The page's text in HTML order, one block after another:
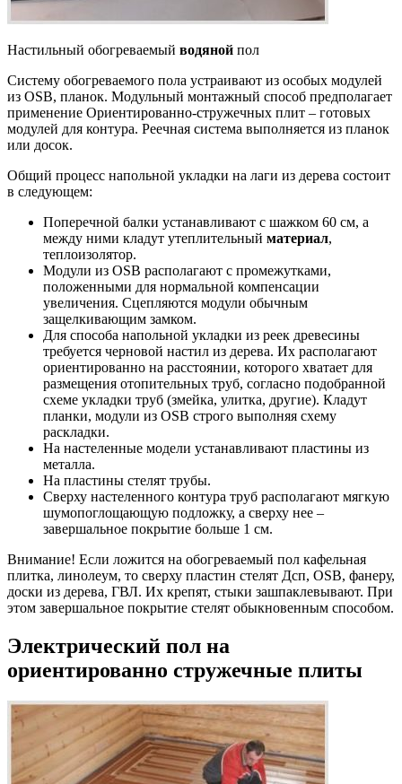
Настильный обогреваемый водяной пол
Систему обогреваемого пола устраивают из особых модулей
из OSB, планок. Модульный монтажный способ предполагает
применение Ориентированно-стружечных плит – готовых
модулей для контура. Реечная система выполняется из планок
или досок.
Общий процесс напольной укладки на лаги из дерева состоит
в следующем:
Поперечной балки устанавливают с шажком 60 см, а
между ними кладут утеплительный материал,
теплоизолятор.
Модули из OSB располагают с промежутками,
положенными для нормальной компенсации
увеличения. Сцепляются модули обычным
защелкивающим замком.
Для способа напольной укладки из реек древесины
требуется черновой настил из дерева. Их располагают
ориентированно на расстоянии, которого хватает для
размещения отопительных труб, согласно подобранной
схеме укладки труб (змейка, улитка, другие). Кладут
планки, модули из OSB строго выполняя схему
раскладки.
На настеленные модели устанавливают пластины из
металла.
На пластины стелят трубы.
Сверху настеленного контура труб располагают мягкую
шумопоглощающую подложку, а сверху нее –
завершальное покрытие больше 1 см.
Внимание! Если ложится на обогреваемый пол кафельная
плитка, линолеум, то сверху пластин стелят Дсп, OSB, фанеру,
доски из дерева, ГВЛ. Их крепят, стыки зашпаклевывают. При
этом завершальное покрытие стелят обыкновенным способом.
Электрический пол на
ориентированно стружечные плиты